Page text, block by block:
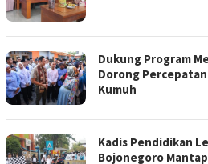
Dukung Program
Dorong
Kumuh
Kadis Pendidikan
Bojonegoro